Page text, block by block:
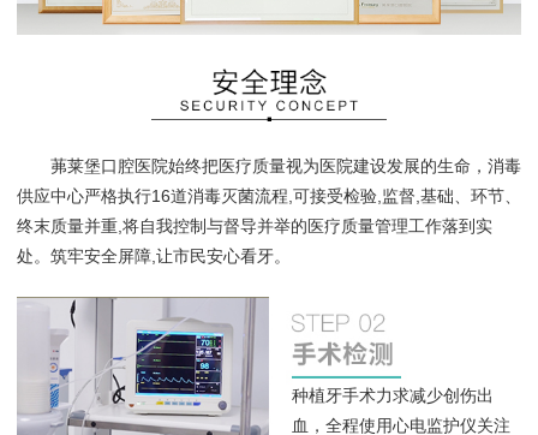
茀莱堡口腔医院始终把医疗质量视为医院建设发展的生命，消毒
供应中心严格执行16道消毒灭菌流程,可接受检验,监督,基础、环节、
终末质量并重,将自我控制与督导并举的医疗质量管理工作落到实
处。筑牢安全屏障,让市民安心看牙。
种植牙手术力求减少创伤出
血，全程使用心电监护仪关注